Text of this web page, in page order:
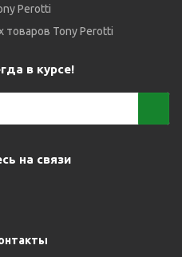
Perotti
товаров Tony Perotti
в курсе!
на связи